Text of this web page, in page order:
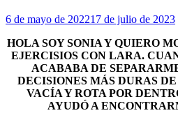
6 de mayo de 202217 de julio de 2023
HOLA SOY SONIA Y QUIERO
EJERCISIOS CON LARA.
ACABABA DE
DECISIONES MÁS DURAS
VACÍA Y ROTA POR
AYUDÓ A